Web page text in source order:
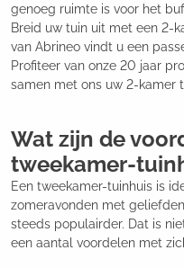
genoeg ruimte is voor het
Breid uw tuin uit met een 2-
van Abrineo vindt u een
Profiteer van onze 20 jaar
samen met ons uw 2-kamer
Wat zijn de
tweekamer-
Een tweekamer-tuinhuis is
zomeravonden met
steeds populairder. Dat is
een aantal voordelen met